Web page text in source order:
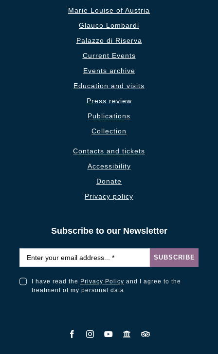
Marie Louise of Austria
Glauco Lombardi
Palazzo di Riserva
Current Events
Events archive
Education and visits
Press review
Publications
Collection
Contacts and tickets
Accessibility
Donate
Privacy policy
Subscribe to our Newsletter
SUBSCRIBE
I have read the Privacy Policy and I agree to the
treatment of my personal data